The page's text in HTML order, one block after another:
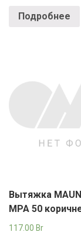
Подробнее
Вытяжка
MPA 50
117.00 Br